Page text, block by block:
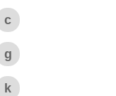
c
g
k